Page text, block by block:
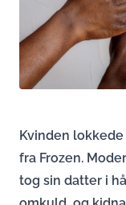
Kvinden
fra Frozen.
tog sin datter i